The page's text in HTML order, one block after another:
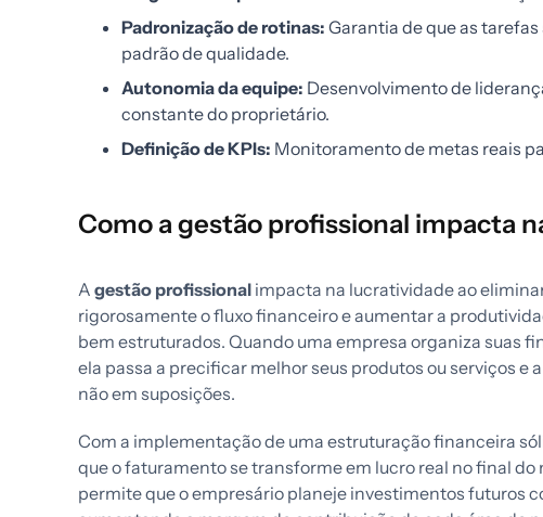
Padronização de rotinas: Garantia de que as
padrão de qualidade.
Autonomia da equipe: Desenvolvimento de
constante do proprietário.
Definição de KPIs: Monitoramento de metas reais
Como a gestão profissional impacta
A gestão profissional impacta na lucratividade ao
rigorosamente o fluxo financeiro e aumentar a
bem estruturados. Quando uma empresa organiza suas
ela passa a precificar melhor seus produtos ou serviços e
não em suposições.
Com a implementação de uma estruturação financeira
que o faturamento se transforme em lucro real no final
permite que o empresário planeje investimentos futuros